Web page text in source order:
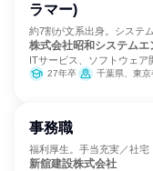
ラマー)
約7割が文系出身。システ
株式会社昭和システムエ
ITサービス、ソフトウェア
27年卒 千葉県、東京都
事務職
福利厚生。手当充実／社宅
新舘建設株式会社